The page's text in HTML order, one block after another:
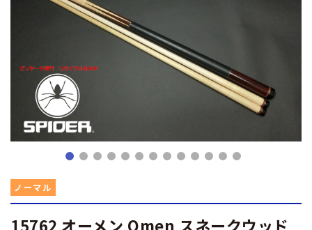
ノーマル
15762 オーメン Omen スネークウッド